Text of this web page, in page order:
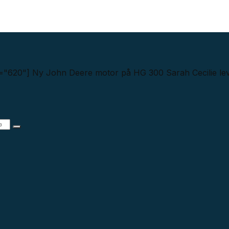
Ny John Deere motor på HG 300 Sarah Cecilie